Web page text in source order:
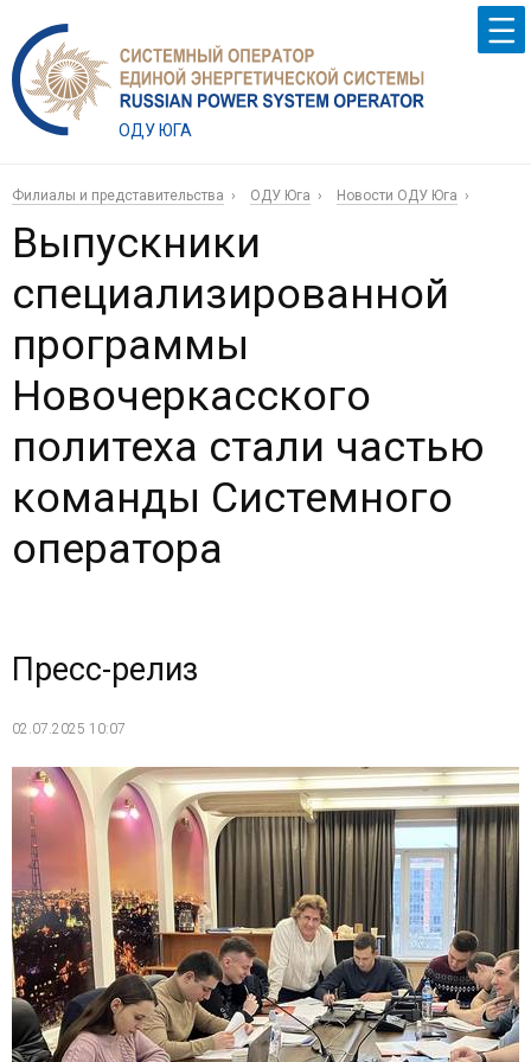
ОДУ ЮГА
Филиалы и представительства ОДУ Юга Новости ОДУ Юга
Выпускники
специализированной
программы
Новочеркасского
политеха стали частью
команды Системного
оператора
Пресс-релиз
02.07.2025 10:07